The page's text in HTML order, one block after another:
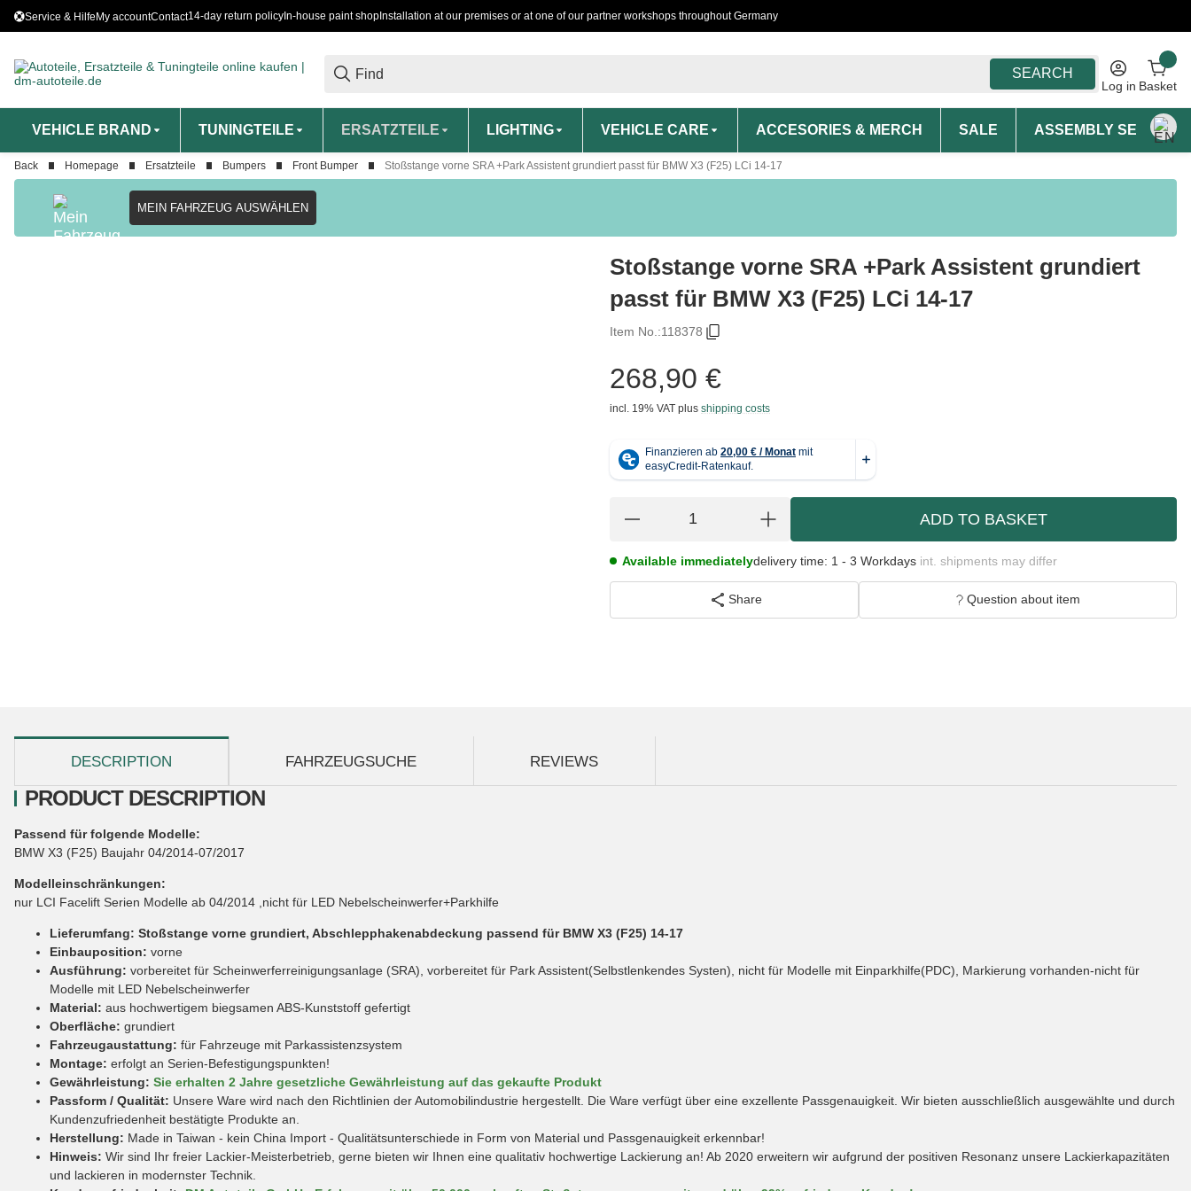
Service & HilfeMy accountContact14-day return policy In-house paint shop Installation at our premises or at one of our partner workshops throughout Germany
SEARCH
Log in Basket
VEHICLE BRAND TUNINGTEILE ERSATZTEILE LIGHTING VEHICLE CARE ACCESORIES & MERCH SALE ASSEMBLY SERVICE
Back Homepage Ersatzteile Bumpers Front Bumper Stoßstange vorne SRA +Park Assistent grundiert passt für BMW X3 (F25) LCi 14-17
MEIN FAHRZEUG AUSWÄHLEN
Stoßstange vorne SRA +Park Assistent grundiert
passt für BMW X3 (F25) LCi 14-17
Item No.:118378
268,90 €
incl. 19% VAT plus shipping costs
ADD TO BASKET
Available immediatelydelivery time: 1 - 3 Workdays int. shipments may differ
Share Question about item
DESCRIPTION FAHRZEUGSUCHE REVIEWS
PRODUCT DESCRIPTION
Passend für folgende Modelle:
BMW X3 (F25) Baujahr 04/2014-07/2017
Modelleinschränkungen:
nur LCI Facelift Serien Modelle ab 04/2014 ,nicht für LED Nebelscheinwerfer+Parkhilfe
Lieferumfang: Stoßstange vorne grundiert, Abschlepphakenabdeckung passend für BMW X3 (F25) 14-17
Einbauposition: vorne
Ausführung: vorbereitet für Scheinwerferreinigungsanlage (SRA), vorbereitet für Park Assistent(Selbstlenkendes Systen), nicht für Modelle mit Einparkhilfe(PDC), Markierung vorhanden-nicht für
Modelle mit LED Nebelscheinwerfer
Material: aus hochwertigem biegsamen ABS-Kunststoff gefertigt
Oberfläche: grundiert
Fahrzeugaustattung: für Fahrzeuge mit Parkassistenzsystem
Montage: erfolgt an Serien-Befestigungspunkten!
Gewährleistung: Sie erhalten 2 Jahre gesetzliche Gewährleistung auf das gekaufte Produkt
Passform / Qualität: Unsere Ware wird nach den Richtlinien der Automobilindustrie hergestellt. Die Ware verfügt über eine exzellente Passgenauigkeit. Wir bieten ausschließlich ausgewählte und durch
Kundenzufriedenheit bestätigte Produkte an.
Herstellung: Made in Taiwan - kein China Import - Qualitätsunterschiede in Form von Material und Passgenauigkeit erkennbar!
Hinweis: Wir sind Ihr freier Lackier-Meisterbetrieb, gerne bieten wir Ihnen eine qualitativ hochwertige Lackierung an! Ab 2020 erweitern wir aufgrund der positiven Resonanz unsere Lackierkapazitäten
und lackieren in modernster Technik.